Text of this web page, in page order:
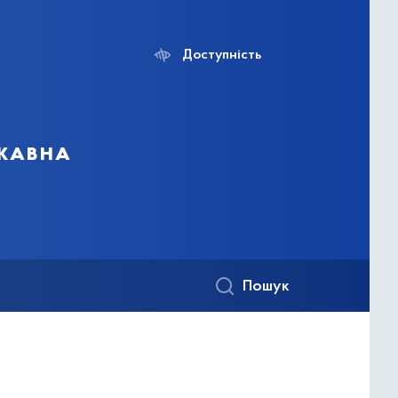
Доступність
Пошук